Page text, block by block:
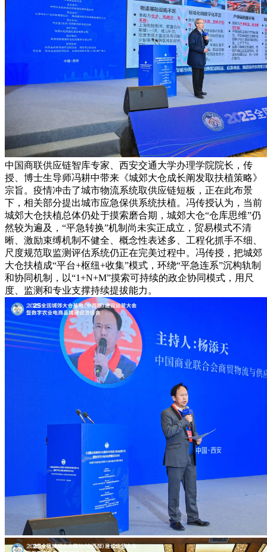
中国商联供应链智库专家、西安交通大学办理学院院长，传
授、博士生导师冯耕中带来《城郊大仓成长阐发取扶植策略》
宗旨。疫情冲击了城市物流系统取供应链短板，正在此布景
下，相关部分提出城市应急保供系统扶植。冯传授认为，当前
城郊大仓扶植总体仍处于摸索磨合期，城郊大仓“仓库思维”仍
然较为遍及，“平急转换”机制尚未实正成立，贸易模式不清
晰、激励束缚机制不健全、概念性表述多、工程化抓手不细、
尺度规范取监测评估系统仍正在完美过程中。冯传授，把城郊
大仓扶植成“平台+枢纽+收集”模式，环绕“平急连系”沉构轨制
和协同机制，以“1+N+M”摸索可持续的政企协同模式，用尺
度、监测和专业支撑持续提拔能力。